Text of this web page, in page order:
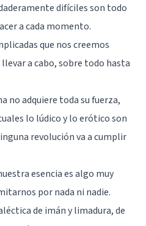
difíciles son todo
a cada momento.
que nos creemos
a cabo, sobre todo hasta
no adquiere toda su fuerza,
lo lúdico y lo erótico son
revolución va a cumplir
esencia es algo muy
por nada ni nadie.
de imán y limadura, de